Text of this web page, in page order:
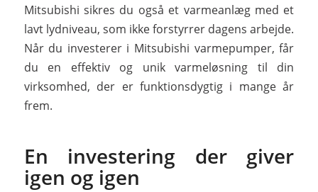
Mitsubishi sikres du også et varmeanlæg med et
lavt lydniveau, som ikke forstyrrer dagens arbejde.
Når du investerer i Mitsubishi varmepumper, får
du en effektiv og unik varmeløsning til din
virksomhed, der er funktionsdygtig i mange år
frem.
En investering der giver
igen og igen